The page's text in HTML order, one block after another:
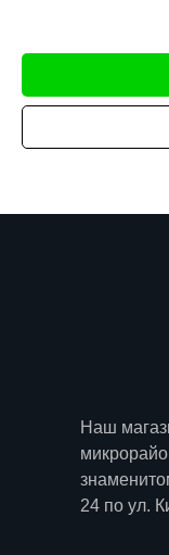
Наш
24 по ул.